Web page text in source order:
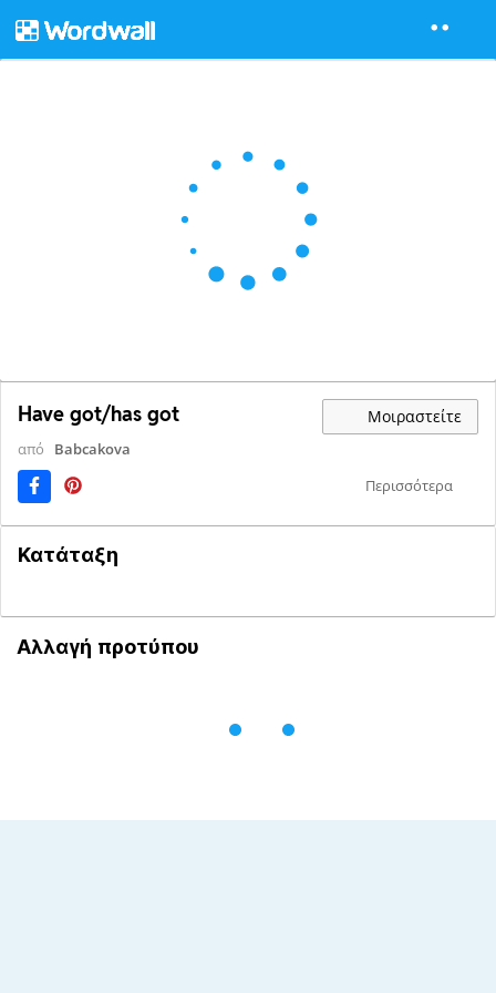
Have got/has got Μοιραστείτε
από
Babcakova
Περισσότερα
Κατάταξη
Αλλαγή προτύπου